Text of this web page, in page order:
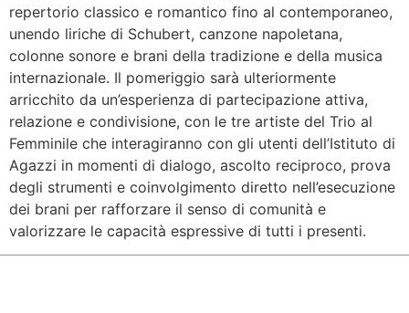
repertorio classico e romantico fino al contemporaneo,
unendo liriche di Schubert, canzone napoletana,
colonne sonore e brani della tradizione e della musica
internazionale. Il pomeriggio sarà ulteriormente
arricchito da un’esperienza di partecipazione attiva,
relazione e condivisione, con le tre artiste del Trio al
Femminile che interagiranno con gli utenti dell’Istituto di
Agazzi in momenti di dialogo, ascolto reciproco, prova
degli strumenti e coinvolgimento diretto nell’esecuzione
dei brani per rafforzare il senso di comunità e
valorizzare le capacità espressive di tutti i presenti.